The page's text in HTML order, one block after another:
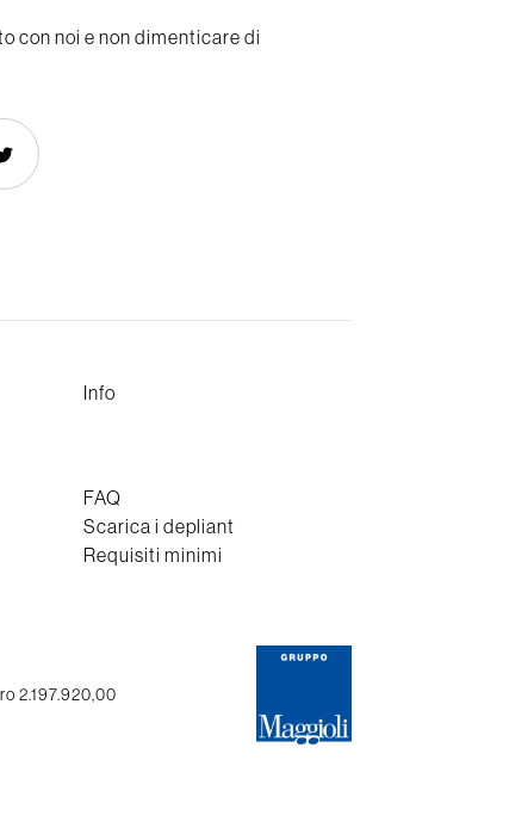
con noi e non dimenticare di
Info
FAQ
Scarica i depliant
Requisiti minimi
2.197.920,00